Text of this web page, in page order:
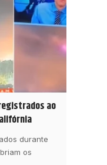
ao
durante
os